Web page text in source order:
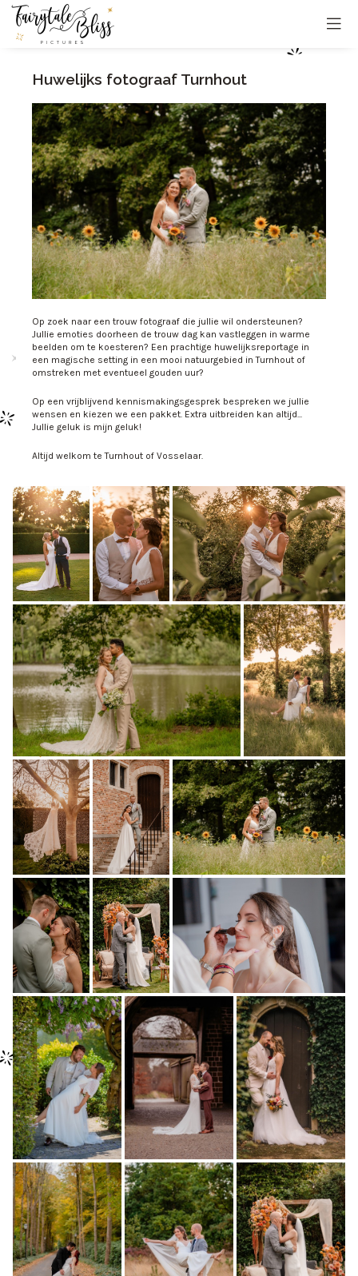
Huwelijks fotograaf Turnhout
Op zoek naar een trouw fotograaf die jullie wil ondersteunen?
Jullie emoties doorheen de trouw dag kan vastleggen in warme
beelden om te koesteren? Een prachtige huwelijksreportage in
een magische setting in een mooi natuurgebied in Turnhout of
omstreken met eventueel gouden uur?
Op een vrijblijvend kennismakingsgesprek bespreken we jullie
wensen en kiezen we een pakket. Extra uitbreiden kan altijd...
Jullie geluk is mijn geluk!
Altijd welkom te Turnhout of Vosselaar.